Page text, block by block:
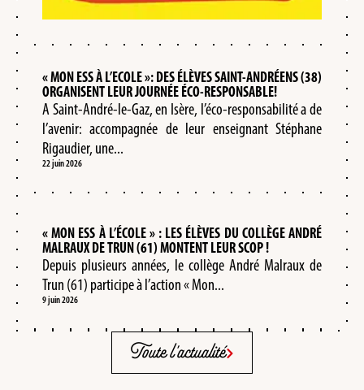
« MON ESS À L’ECOLE »: DES ÉLÈVES SAINT-ANDRÉENS (38)
ORGANISENT LEUR JOURNÉE ÉCO-RESPONSABLE!
A Saint-André-le-Gaz, en Isère, l’éco-responsabilité a de
l’avenir: accompagnée de leur enseignant Stéphane
Rigaudier, une...
22 juin 2026
« MON ESS À L’ÉCOLE » : LES ÉLÈVES DU COLLÈGE ANDRÉ
MALRAUX DE TRUN (61) MONTENT LEUR SCOP !
Depuis plusieurs années, le collège André Malraux de
Trun (61) participe à l’action « Mon...
9 juin 2026
Toute l'actualité